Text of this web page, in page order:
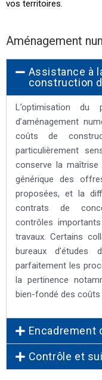
vos territoires.
Aménagement
Assistance à
construction
L’optimisation du
d’aménagement
coûts de
particulièrement
conserve la maîtrise
générique des
proposées, et la
contrats de
contrôles
travaux. Certains
bureaux d’études
parfaitement les
la pertinence
bien-fondé des coûts
Encadrement
Contrôle et